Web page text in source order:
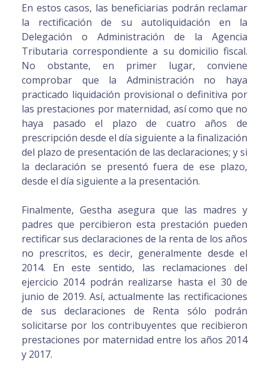
En estos casos, las beneficiarias podrán reclamar
la rectificación de su autoliquidación en la
Delegación o Administración de la Agencia
Tributaria correspondiente a su domicilio fiscal.
No obstante, en primer lugar, conviene
comprobar que la Administración no haya
practicado liquidación provisional o definitiva por
las prestaciones por maternidad, así como que no
haya pasado el plazo de cuatro años de
prescripción desde el día siguiente a la finalización
del plazo de presentación de las declaraciones; y si
la declaración se presentó fuera de ese plazo,
desde el día siguiente a la presentación.
Finalmente, Gestha asegura que las madres y
padres que percibieron esta prestación pueden
rectificar sus declaraciones de la renta de los años
no prescritos, es decir, generalmente desde el
2014. En este sentido, las reclamaciones del
ejercicio 2014 podrán realizarse hasta el 30 de
junio de 2019. Así, actualmente las rectificaciones
de sus declaraciones de Renta sólo podrán
solicitarse por los contribuyentes que recibieron
prestaciones por maternidad entre los años 2014
y 2017.